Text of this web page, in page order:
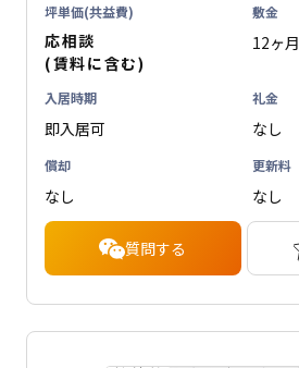
坪単価(共益費)
応相談
(賃料に含む)
敷金
12ヶ月
入居時期
即入居可
礼金
なし
償却
なし
更新料
なし
質問する